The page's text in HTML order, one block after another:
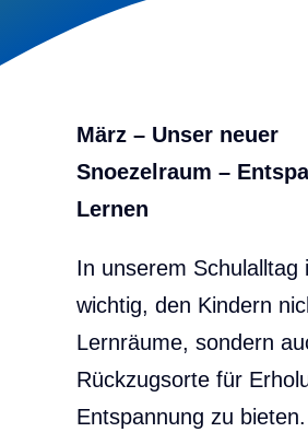
März – Unser neuer
Snoezelraum –
Lernen
In unserem Schulalltag
wichtig, den Kindern
Lernräume, sondern
Rückzugsorte für
Entspannung zu bieten.